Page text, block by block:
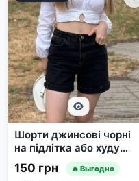
Шорти джинсові чорні
на підлітка або худу
дівчину
150 грн 🔥 Выгодно